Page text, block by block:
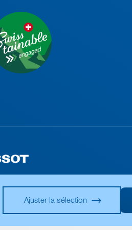
Conditions
Ajuster la sélection